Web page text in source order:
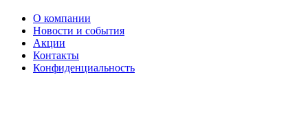
О компании
Новости и события
Акции
Контакты
Конфиденциальность